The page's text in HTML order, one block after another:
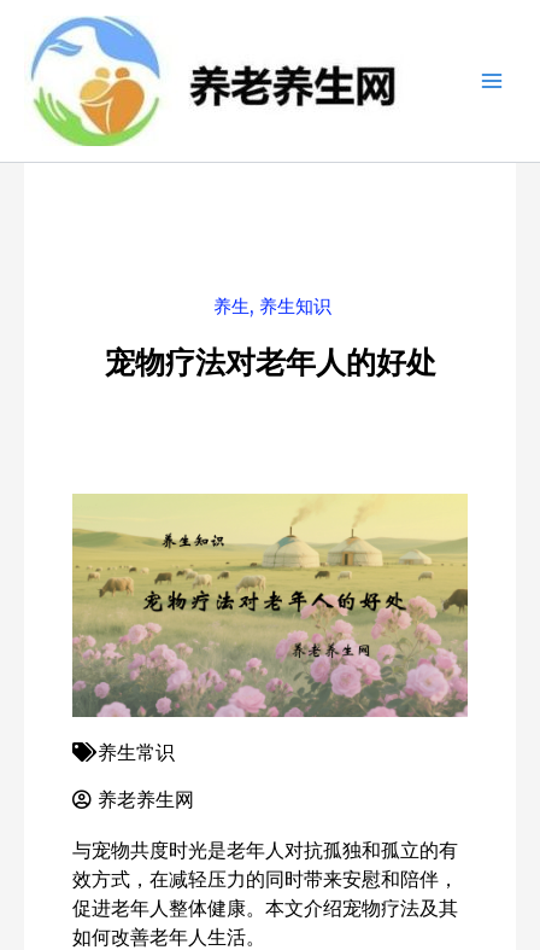
养生, 养生知识
宠物疗法对老年人的好处
养生常识
养老养生网
与宠物共度时光是老年人对抗孤独和孤立的有
效方式，在减轻压力的同时带来安慰和陪伴，
促进老年人整体健康。本文介绍宠物疗法及其
如何改善老年人生活。